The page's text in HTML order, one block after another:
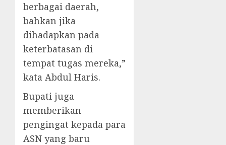
berbagai daerah,
bahkan jika
dihadapkan pada
keterbatasan di
tempat tugas mereka,”
kata Abdul Haris.
Bupati juga
memberikan
pengingat kepada para
ASN yang baru